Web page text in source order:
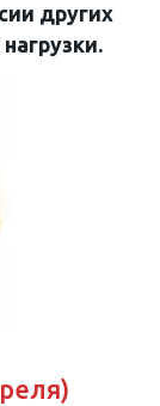
других